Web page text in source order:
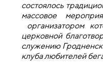
состоялось
массовое
организатором
церковной
служению
клуба любителей